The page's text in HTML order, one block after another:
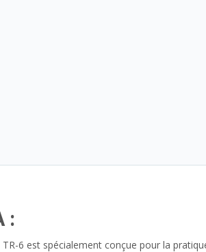
:
6 est spécialement conçue pour la